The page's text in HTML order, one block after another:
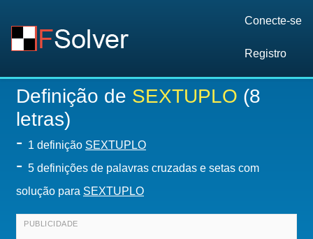
Conecte-se
Registro
Definição de SEXTUPLO (8
letras)
- 1 definição SEXTUPLO
- 5 definições de palavras cruzadas e setas com
solução para SEXTUPLO